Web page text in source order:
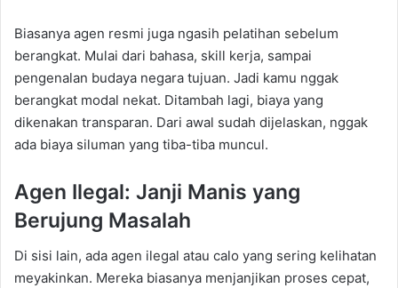
Biasanya agen resmi juga ngasih pelatihan sebelum
berangkat. Mulai dari bahasa, skill kerja, sampai
pengenalan budaya negara tujuan. Jadi kamu nggak
berangkat modal nekat. Ditambah lagi, biaya yang
dikenakan transparan. Dari awal sudah dijelaskan, nggak
ada biaya siluman yang tiba-tiba muncul.
Agen Ilegal: Janji Manis yang
Berujung Masalah
Di sisi lain, ada agen ilegal atau calo yang sering kelihatan
meyakinkan. Mereka biasanya menjanjikan proses cepat,